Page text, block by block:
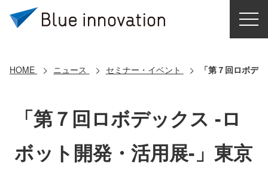
導入事例
コアテクノロジー
HOME ニュース セミナー・イベント 「第７回ロボデ
「第７回ロボデックス -ロ
ボット開発・活用展-」東京